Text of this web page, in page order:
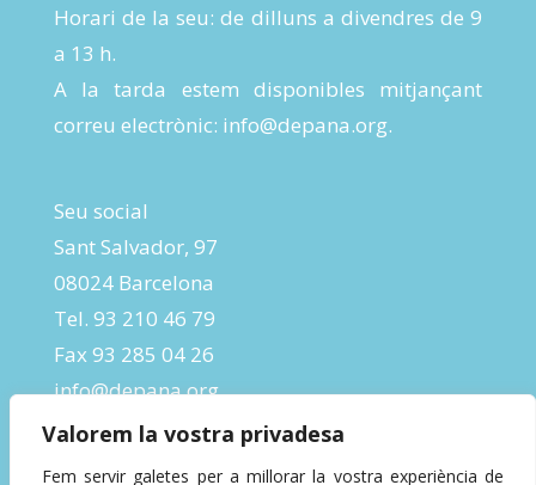
Valorem la vostra privadesa
Fem servir galetes per a millorar la vostra experiència de
Horari de la seu: de dilluns a divendres de 9
a 13 h.
A la tarda estem disponibles mitjançant
correu electrònic: info@depana.org.
Seu social
Sant Salvador, 97
08024 Barcelona
Tel. 93 210 46 79
Fax 93 285 04 26
info@depana.org